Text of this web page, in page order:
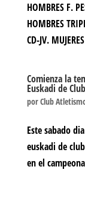
HOMBRES F.
HOMBRES
CD-JV.
Comienza la
Euskadi de
porClub
Este sabado
euskadi de
en el